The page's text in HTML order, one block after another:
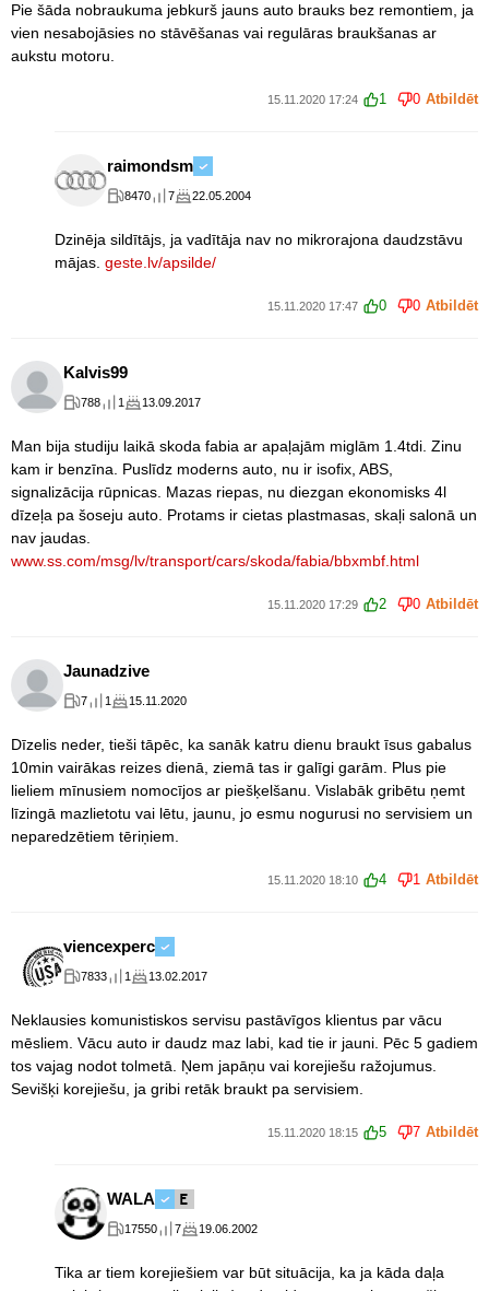
Pie šāda nobraukuma jebkurš jauns auto brauks bez remontiem, ja
vien nesabojāsies no stāvēšanas vai regulāras braukšanas ar
aukstu motoru.
15.11.2020 17:24 1 0 Atbildēt
raimondsm
8470 7 22.05.2004
Dzinēja sildītājs, ja vadītāja nav no mikrorajona daudzstāvu
mājas. geste.lv/apsilde/
15.11.2020 17:47 0 0 Atbildēt
Kalvis99
788 1 13.09.2017
Man bija studiju laikā skoda fabia ar apaļajām miglām 1.4tdi. Zinu
kam ir benzīna. Puslīdz moderns auto, nu ir isofix, ABS,
signalizācija rūpnicas. Mazas riepas, nu diezgan ekonomisks 4l
dīzeļa pa šoseju auto. Protams ir cietas plastmasas, skaļi salonā un
nav jaudas.
www.ss.com/msg/lv/transport/cars/skoda/fabia/bbxmbf.html
15.11.2020 17:29 2 0 Atbildēt
Jaunadzive
7 1 15.11.2020
Dīzelis neder, tieši tāpēc, ka sanāk katru dienu braukt īsus gabalus
10min vairākas reizes dienā, ziemā tas ir galīgi garām. Plus pie
lieliem mīnusiem nomocījos ar piešķelšanu. Vislabāk gribētu ņemt
līzingā mazlietotu vai lētu, jaunu, jo esmu nogurusi no servisiem un
neparedzētiem tēriņiem.
15.11.2020 18:10 4 1 Atbildēt
viencexperc
7833 1 13.02.2017
Neklausies komunistiskos servisu pastāvīgos klientus par vācu
mēsliem. Vācu auto ir daudz maz labi, kad tie ir jauni. Pēc 5 gadiem
tos vajag nodot tolmetā. Ņem japāņu vai korejiešu ražojumus.
Sevišķi korejiešu, ja gribi retāk braukt pa servisiem.
15.11.2020 18:15 5 7 Atbildēt
WALA
17550 7 19.06.2002
Tika ar tiem korejiešiem var būt situācija, ka ja kāda daļa